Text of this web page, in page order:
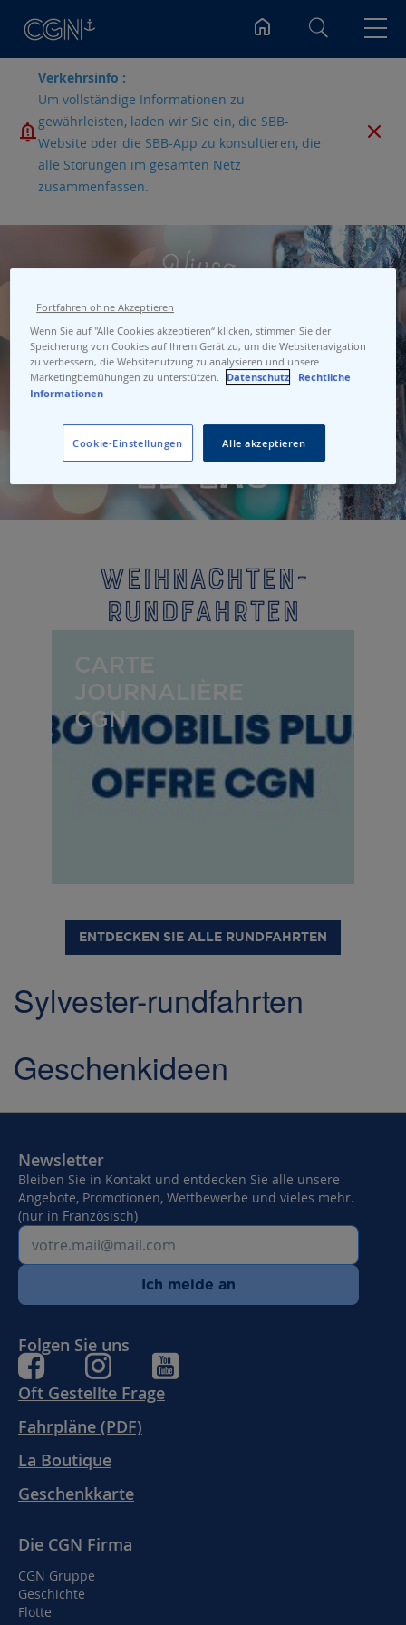
Verkehrsinfo :
Um vollständige Informationen zu
gewährleisten, laden wir Sie ein, die SBB-
Website oder die SBB-App zu konsultieren, die
alle Störungen im gesamten Netz
zusammenfassen.
Weihnachten-
Rundfahrten
CARTE
JOURNALIÈRE
CGN
ENTDECKEN SIE ALLE RUNDFAHRTEN
Sylvester-rundfahrten
Geschenkideen
Oft Gestellte Frage
Fahrpläne (PDF)
La Boutique
Geschenkkarte
Die CGN Firma
CGN Gruppe
Geschichte
Flotte
Newsletter
Bleiben Sie in Kontakt und entdecken Sie alle unsere
Angebote, Promotionen, Wettbewerbe und vieles mehr.
(nur in Französisch)
Ich melde an
Folgen Sie uns
Wenn Sie auf "Alle Cookies akzeptieren“ klicken, stimmen Sie der
Speicherung von Cookies auf Ihrem Gerät zu, um die Websitenavigation
zu verbessern, die Websitenutzung zu analysieren und unsere
Marketingbemühungen zu unterstützen.
Datenschutz
Rechtliche
Informationen
Cookie-Einstellungen Alle akzeptieren
Fortfahren ohne Akzeptieren